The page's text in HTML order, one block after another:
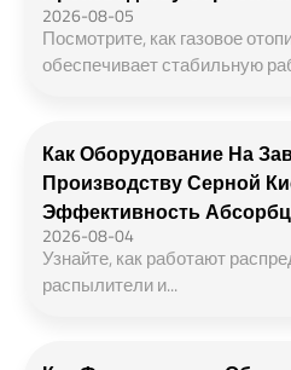
2026-08-05
Посмотрите, как газовое
обеспечивает стабильную
Как Оборудование На
Производству Серной
Эффективность
2026-08-04
Узнайте, как работают
распылители и...